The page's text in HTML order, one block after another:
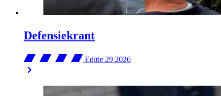
Defensiekrant
Editie 29 2026